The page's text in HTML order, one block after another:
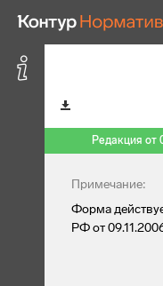
Редакция от
Примечание:
Форма
РФ от